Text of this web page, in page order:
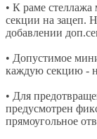
• К раме
секции на зацеп.
добавлении
• Допустимое
каждую секцию -
• Для
предусмотрен
прямоугольное